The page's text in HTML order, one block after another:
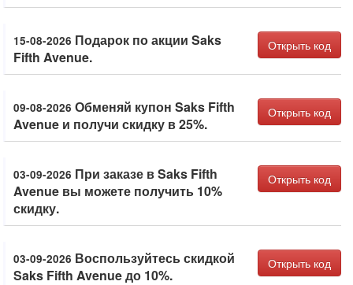
15-08-2026 Подарок по акции Saks
Fifth Avenue.
Открыть код
09-08-2026 Обменяй купон Saks Fifth
Avenue и получи скидку в 25%.
Открыть код
03-09-2026 При заказе в Saks Fifth
Avenue вы можете получить 10%
скидку.
Открыть код
03-09-2026 Воспользуйтесь скидкой
Saks Fifth Avenue до 10%.
Открыть код